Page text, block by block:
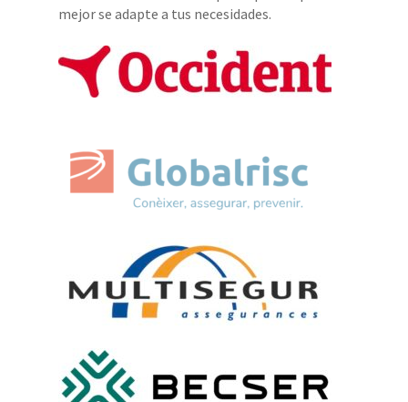
mejor se adapte a tus necesidades.